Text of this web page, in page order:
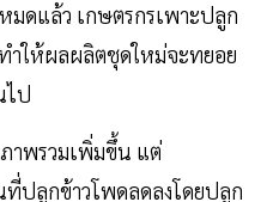
มดแล้ว เกษตรกรเพาะปลูก
ำให้ผลผลิตชุดใหม่จะทยอย
ไป
าพรวมเพิ่มขึ้น แต่
ที่ปลูกข้าวโพดลดลงโดยปลูก